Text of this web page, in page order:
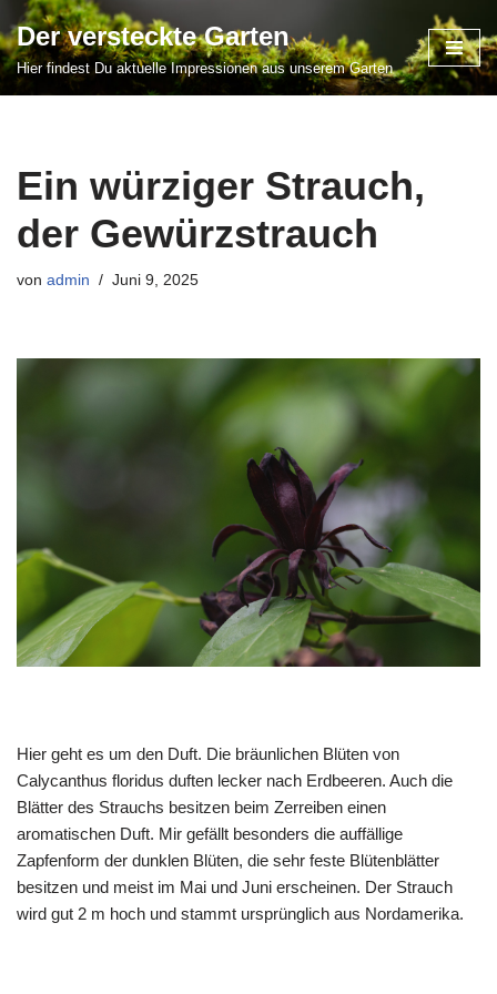
Zum
Inhalt
Der versteckte Garten
Hier findest Du aktuelle Impressionen aus unserem Garten
Ein würziger Strauch,
der Gewürzstrauch
von admin Juni 9, 2025
Hier geht es um den Duft. Die bräunlichen Blüten von
Calycanthus floridus duften lecker nach Erdbeeren. Auch die
Blätter des Strauchs besitzen beim Zerreiben einen
aromatischen Duft. Mir gefällt besonders die auffällige
Zapfenform der dunklen Blüten, die sehr feste Blütenblätter
besitzen und meist im Mai und Juni erscheinen. Der Strauch
wird gut 2 m hoch und stammt ursprünglich aus Nordamerika.